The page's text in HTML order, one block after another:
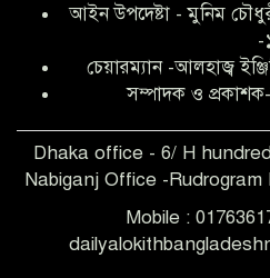
সিলেট
নবীগঞ্জ
‎নবীগঞ্জে
আইন উপদেষ্টা - মুনিম
-
চেয়ারম্যান -আলহাজ্ব
সম্পাদক ও
Dhaka office - 6/ H
Nabiganj Office -
Mobile :